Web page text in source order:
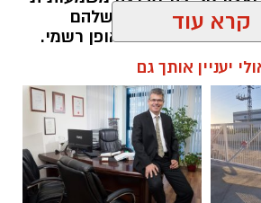
בקבוצות האם שלהם
והפכו לכוכבים באופן רשמי.
את עסקת הענק עם מרטין
אנדגי בשווי של כ 12 מיליון ש"ח - בואו נזכר
בשנים האחרונות
קרא עוד
יעניין אותך גם